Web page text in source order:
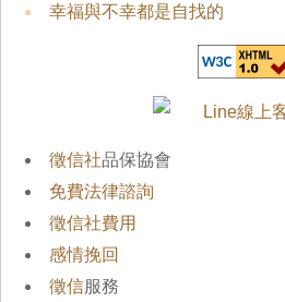
幸福與不幸都是自找的
徵信社品保協會
免費法律諮詢
徵信社費用
感情挽回
徵信服務